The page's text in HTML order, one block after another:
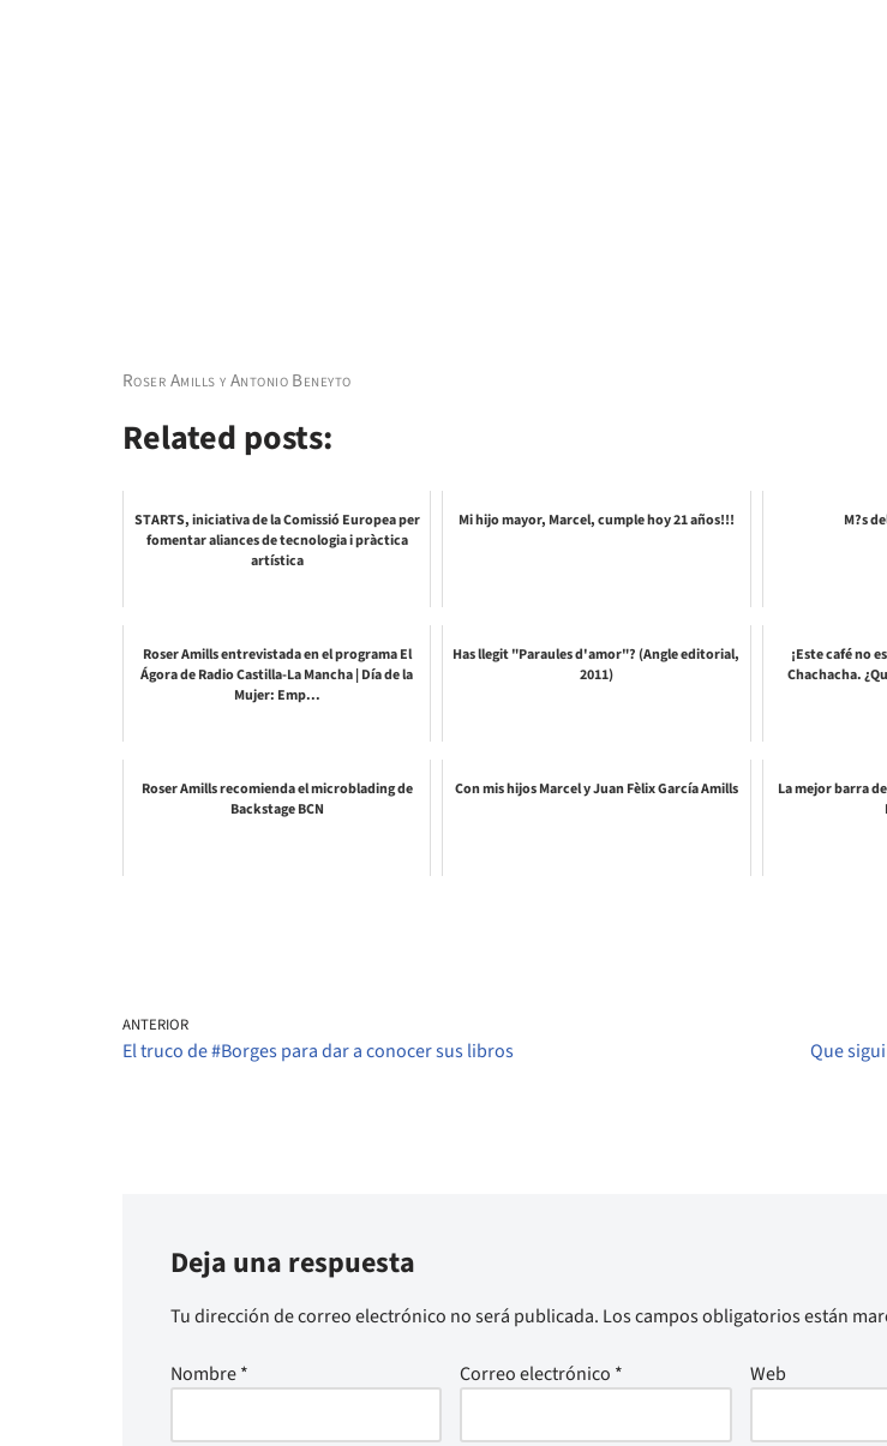
Roser Amills y Antonio Beneyto
Related posts:
STARTS, iniciativa de la Comissió Europea per
fomentar aliances de tecnologia i pràctica
artística
Mi hijo mayor, Marcel, cumple hoy 21 años!!! M?s
Roser Amills entrevistada en el programa El
Ágora de Radio Castilla-La Mancha | Día de la
Mujer: Emp...
Has llegit "Paraules d'amor"? (Angle editorial,
2011)
¡Este café no
Chachacha.
Roser Amills recomienda el microblading de
Backstage BCN
Con mis hijos Marcel y Juan Fèlix García Amills
La mejor barra
ANTERIOR
El truco de #Borges para dar a conocer sus libros Que
Deja una respuesta
Tu dirección de correo electrónico no será publicada. Los campos obligatorios están
Nombre* Correo electrónico * Web